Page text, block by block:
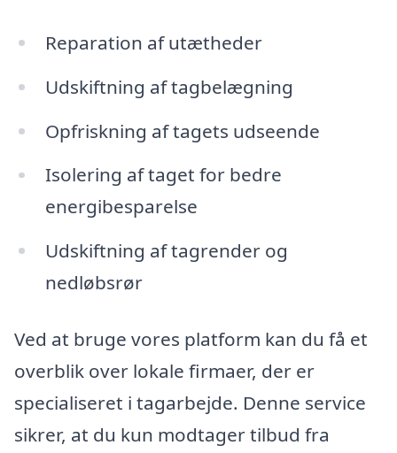
Reparation af utætheder
Udskiftning af tagbelægning
Opfriskning af tagets udseende
Isolering af taget for bedre
energibesparelse
Udskiftning af tagrender og
nedløbsrør
Ved at bruge vores platform kan du få et
overblik over lokale firmaer, der er
specialiseret i tagarbejde. Denne service
sikrer, at du kun modtager tilbud fra